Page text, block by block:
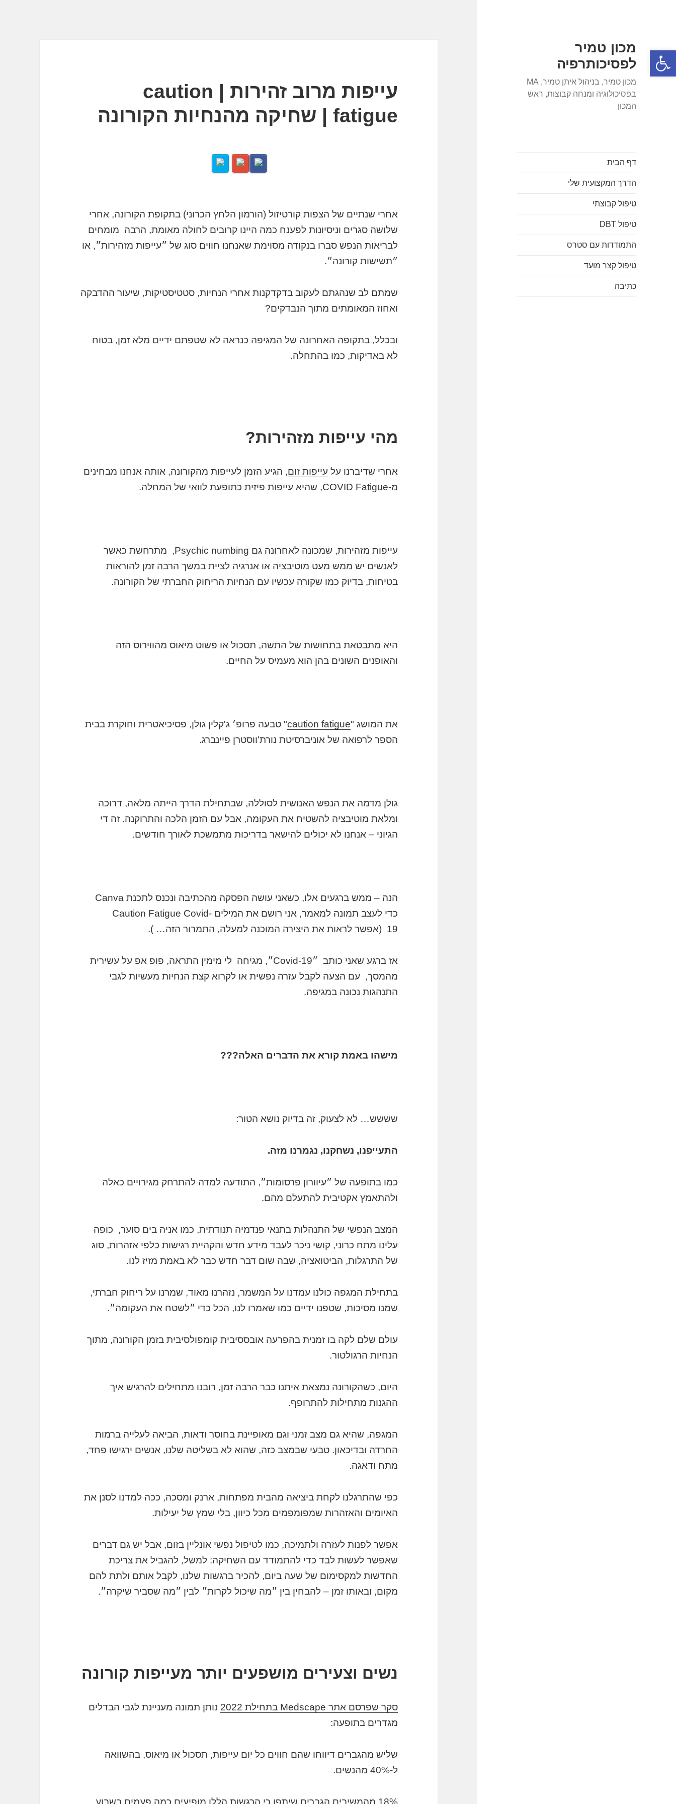
פתח סרגל נגישותמכון טמיר
לפסיכותרפיה
מכון טמיר, בניהול איתן טמיר, MA
בפסיכולוגיה ומנחה קבוצות, ראש
המכון
דף הבית
הדרך המקצועית שלי
טיפול קבוצתי
טיפול DBT
התמודדות עם סטרס
טיפול קצר מועד
כתיבה
עייפות מרוב זהירות | caution
fatigue | שחיקה מהנחיות הקורונה
אחרי שנתיים של הצפות קורטיזול (הורמון הלחץ הכרוני) בתקופת הקורונה, אחרי
שלושה סגרים וניסיונות לפענח כמה היינו קרובים לחולה מאומת, הרבה מומחים
לבריאות הנפש סברו בנקודה מסוימת שאנחנו חווים סוג של ״עייפות מזהירות״, או
״תשישות קורונה״.
שמתם לב שנהגתם לעקוב בדקדקנות אחרי הנחיות, סטטיסטיקות, שיעור ההדבקה
ואחוז המאומתים מתוך הנבדקים?
ובכלל, בתקופה האחרונה של המגיפה כנראה לא שטפתם ידיים מלא זמן, בטוח
לא באדיקות, כמו בהתחלה.
מהי עייפות מזהירות?
אחרי שדיברנו על עייפות זום, הגיע הזמן לעייפות מהקורונה, אותה אנחנו מבחינים
מ-COVID Fatigue, שהיא עייפות פיזית כתופעת לוואי של המחלה.
עייפות מזהירות, שמכונה לאחרונה גם Psychic numbing, מתרחשת כאשר
לאנשים יש ממש מעט מוטיבציה או אנרגיה לציית במשך הרבה זמן להוראות
בטיחות, בדיוק כמו שקורה עכשיו עם הנחיות הריחוק החברתי של הקורונה.
היא מתבטאת בתחושות של התשה, תסכול או פשוט מיאוס מהווירוס הזה
והאופנים השונים בהן הוא מעמיס על החיים.
את המושג "caution fatigue" טבעה פרופ׳ ג'קלין גולן, פסיכיאטרית וחוקרת בבית
הספר לרפואה של אוניברסיטת נורת'ווסטרן פיינברג.
גולן מדמה את הנפש האנושית לסוללה, שבתחילת הדרך הייתה מלאה, דרוכה
ומלאת מוטיבציה להשטיח את העקומה, אבל עם הזמן הלכה והתרוקנה. זה די
הגיוני – אנחנו לא יכולים להישאר בדריכות מתמשכת לאורך חודשים.
הנה – ממש ברגעים אלו, כשאני עושה הפסקה מהכתיבה ונכנס לתכנת Canva
כדי לעצב תמונה למאמר, אני רושם את המילים Caution Fatigue Covid-
19 (אפשר לראות את היצירה המוכנה למעלה, התמרור הזה… ).
אז ברגע שאני כותב ״Covid-19״, מגיחה לי מימין התראה, פופ אפ על עשירית
מהמסך, עם הצעה לקבל עזרה נפשית או לקרוא קצת הנחיות מעשיות לגבי
התנהגות נכונה במגיפה.
מישהו באמת קורא את הדברים האלה???
שששש… לא לצעוק, זה בדיוק נושא הטור:
התעייפנו, נשחקנו, נגמרנו מזה.
כמו בתופעה של ״עיוורון פרסומות״, התודעה למדה להתרחק מגירויים כאלה
ולהתאמץ אקטיבית להתעלם מהם.
המצב הנפשי של התנהלות בתנאי פנדמיה תנודתית, כמו אניה בים סוער, כופה
עלינו מתח כרוני, קושי ניכר לעבד מידע חדש והקהיית רגישות כלפי אזהרות, סוג
של התרגלות, הביטואציה, שבה שום דבר חדש כבר לא באמת מזיז לנו.
בתחילת המגפה כולנו עמדנו על המשמר, נזהרנו מאוד, שמרנו על ריחוק חברתי,
שמנו מסיכות, שטפנו ידיים כמו שאמרו לנו, הכל כדי ״לשטח את העקומה״.
עולם שלם לקה בו זמנית בהפרעה אובססיבית קומפולסיבית בזמן הקורונה, מתוך
הנחיות הרגולטור.
היום, כשהקורונה נמצאת איתנו כבר הרבה זמן, רובנו מתחילים להרגיש איך
ההגנות מתחילות להתרופף.
המגפה, שהיא גם מצב זמני וגם מאופיינת בחוסר ודאות, הביאה לעלייה ברמות
החרדה ובדיכאון. טבעי שבמצב כזה, שהוא לא בשליטה שלנו, אנשים ירגישו פחד,
מתח ודאגה.
כפי שהתרגלנו לקחת ביציאה מהבית מפתחות, ארנק ומסכה, ככה למדנו לסנן את
האיומים והאזהרות שמפומפמים מכל כיוון, בלי שמץ של יעילות.
אפשר לפנות לעזרה ולתמיכה, כמו לטיפול נפשי אונליין בזום, אבל יש גם דברים
שאפשר לעשות לבד כדי להתמודד עם השחיקה: למשל, להגביל את צריכת
החדשות למקסימום של שעה ביום, להכיר ברגשות שלנו, לקבל אותם ולתת להם
מקום, ובאותו זמן – להבחין בין ״מה שיכול לקרות״ לבין ״מה שסביר שיקרה״.
נשים וצעירים מושפעים יותר מעייפות קורונה
סקר שפרסם אתר Medscape בתחילת 2022
נותן תמונה מעניינת לגבי הבדלים
מגדרים בתופעה:
שליש מהגברים דיווחו שהם חווים כל יום עייפות, תסכול או מיאוס, בהשוואה
ל-40% מהנשים.
18% מהמשיבים הגברים שיתפו כי הרגשות הללו מופיעים כמה פעמים בשבוע,